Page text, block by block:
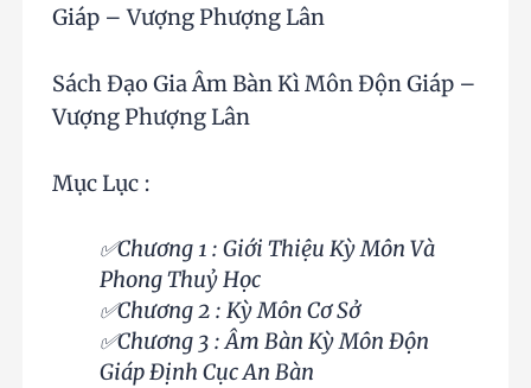
Giáp – Vượng Phượng Lân
Sách Đạo Gia Âm Bàn Kì Môn Độn Giáp –
Vượng Phượng Lân
Mục Lục :
✅Chương 1 : Giới Thiệu Kỳ Môn Và
Phong Thuỷ Học
✅Chương 2 : Kỳ Môn Cơ Sở
✅Chương 3 : Âm Bàn Kỳ Môn Độn
Giáp Định Cục An Bàn